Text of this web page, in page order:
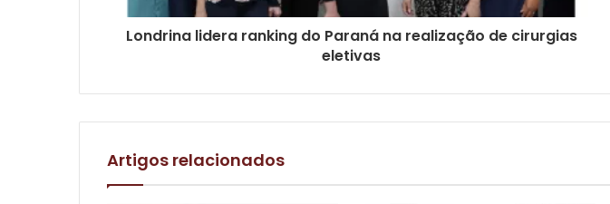
Londrina lidera ranking do Paraná na realização de cirurgias
eletivas
Artigos relacionados